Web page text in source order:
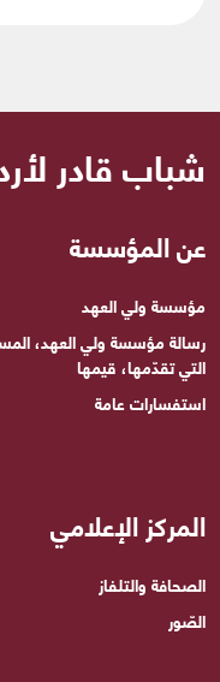
شباب قادر
عن المؤسسة
مؤسسة ولي العهد
رسالة مؤسسة ولي العهد،
التي تقدّمها، قيمها
استفسارات عامة
المركز الإعلامي
الصحافة والتلفاز
الصّور